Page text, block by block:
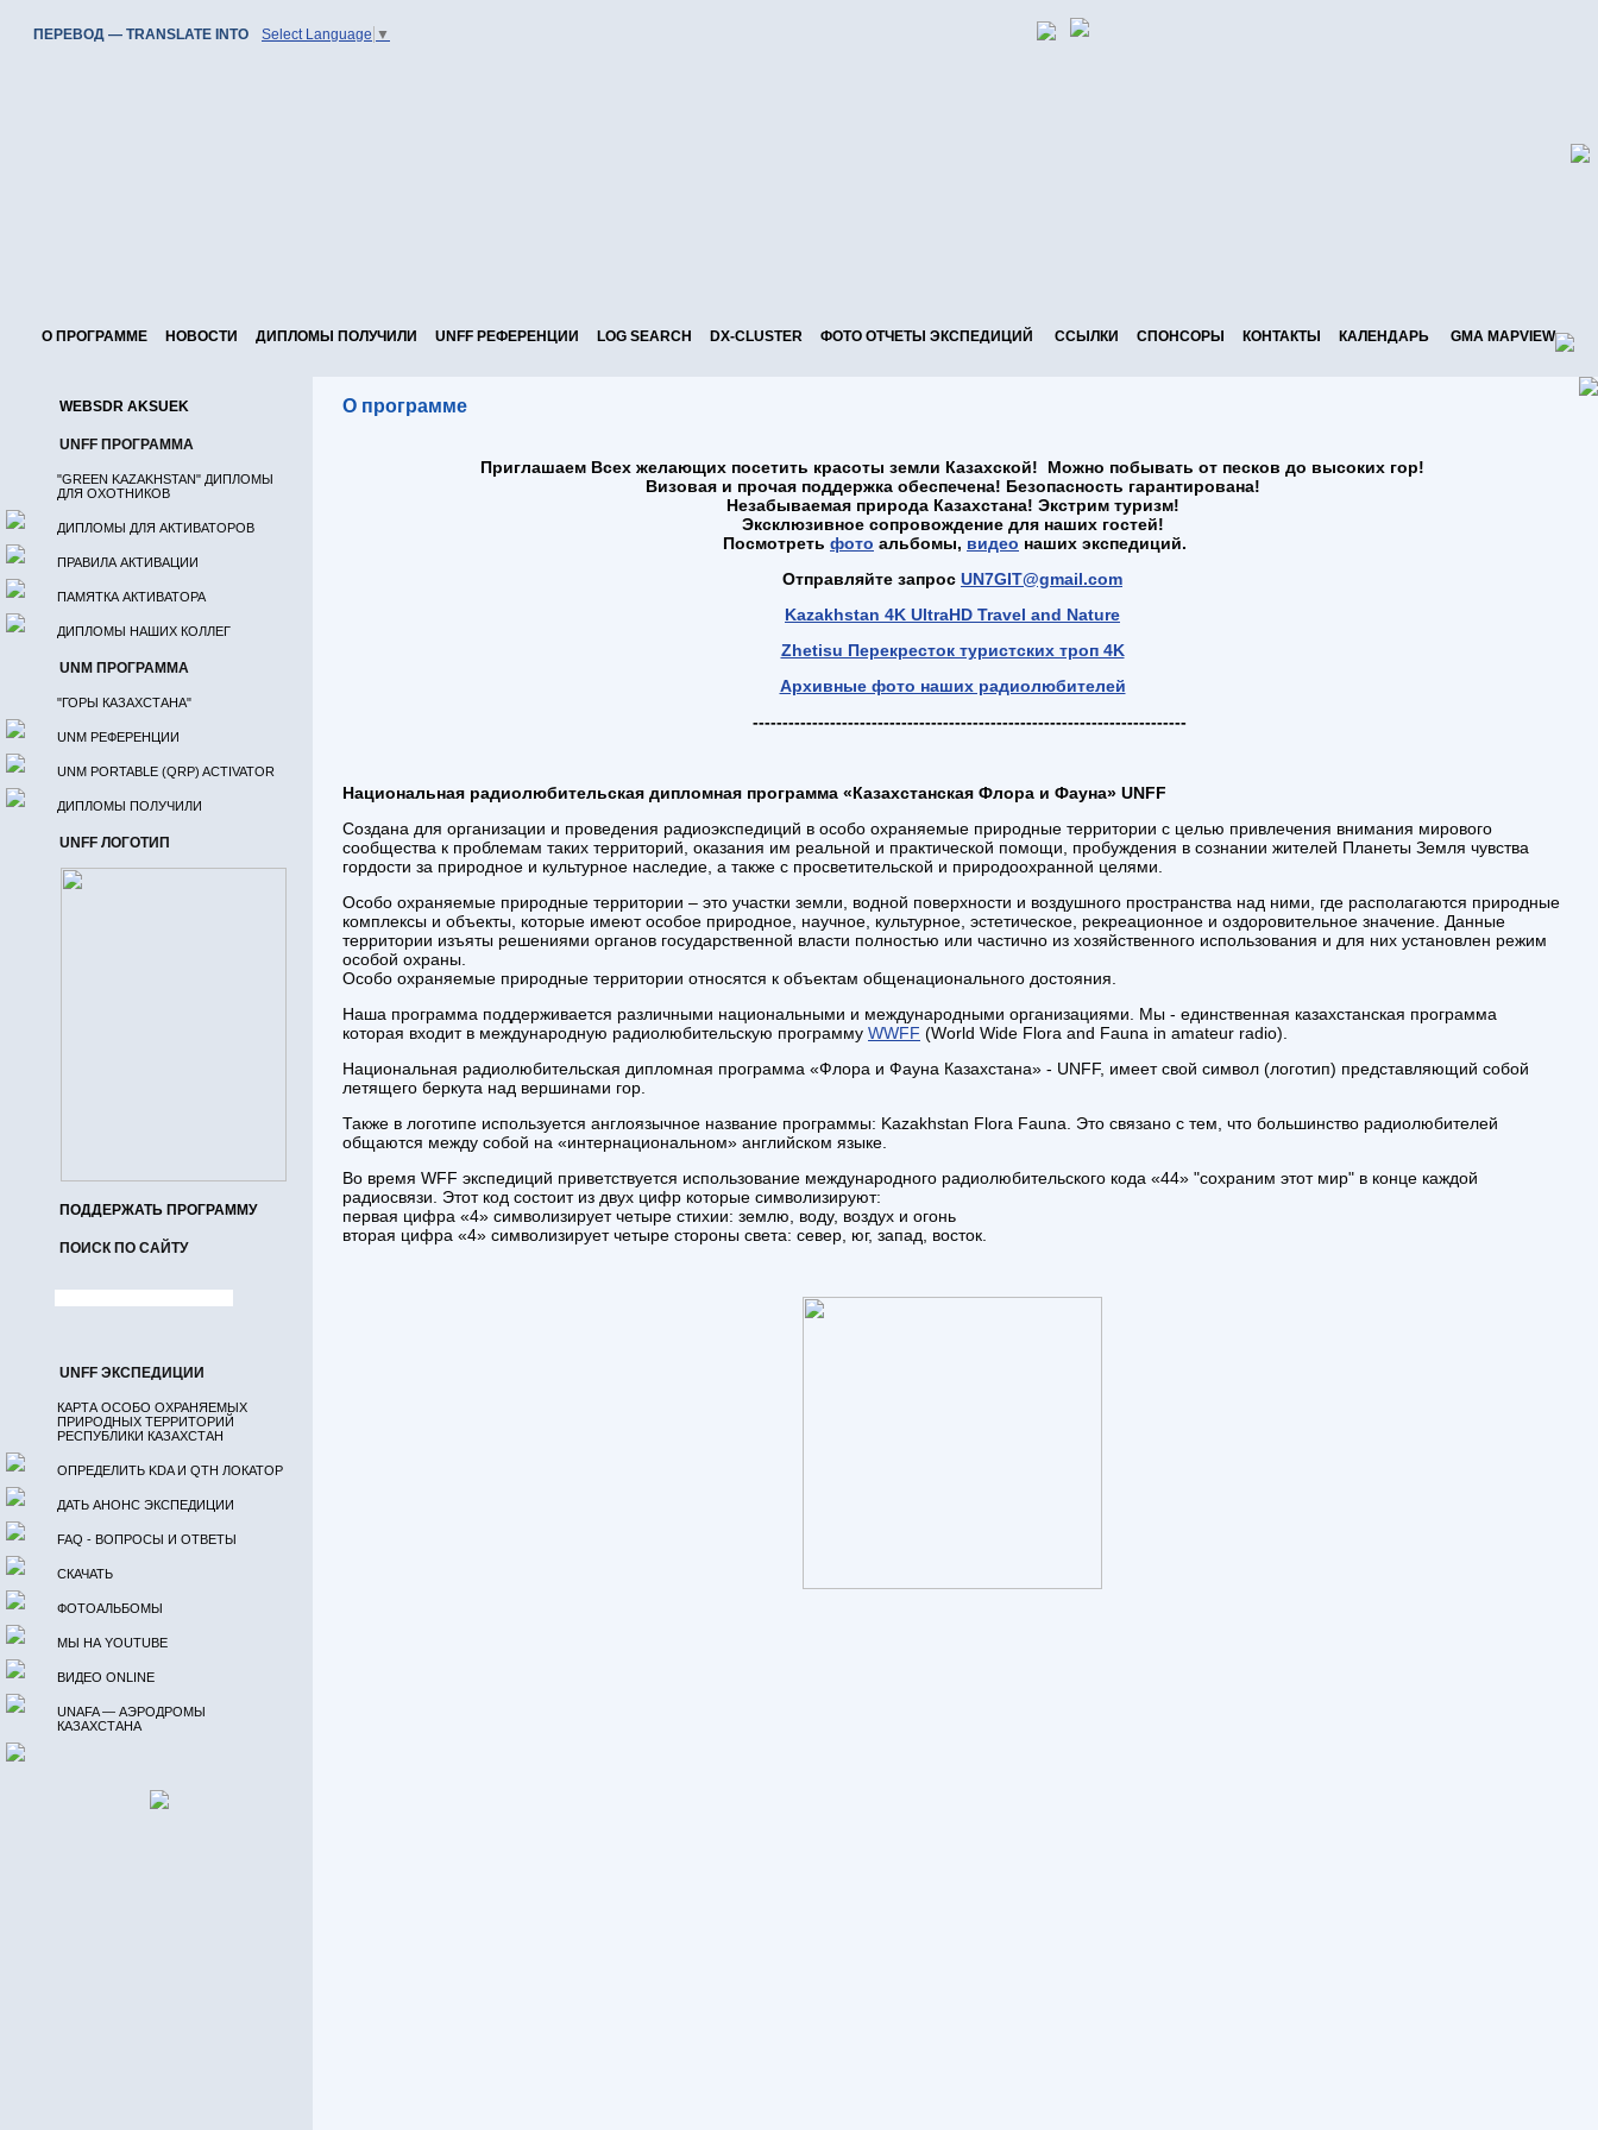
ПЕРЕВОД — TRANSLATE INTO Select Language ▼
О ПРОГРАММЕ НОВОСТИ ДИПЛОМЫ ПОЛУЧИЛИ UNFF РЕФЕРЕНЦИИ LOG SEARCH DX-CLUSTER ФОТО ОТЧЕТЫ ЭКСПЕДИЦИЙ ССЫЛКИ СПОНСОРЫ КОНТАКТЫ КАЛЕНДАРЬ GMA MAPVIEW
WEBSDR AKSUEK
UNFF ПРОГРАММА
"GREEN KAZAKHSTAN" ДИПЛОМЫ
ДЛЯ ОХОТНИКОВ
ДИПЛОМЫ ДЛЯ АКТИВАТОРОВ
ПРАВИЛА АКТИВАЦИИ
ПАМЯТКА АКТИВАТОРА
ДИПЛОМЫ НАШИХ КОЛЛЕГ
UNM ПРОГРАММА
"ГОРЫ КАЗАХСТАНА"
UNM РЕФЕРЕНЦИИ
UNM PORTABLE (QRP) ACTIVATOR
ДИПЛОМЫ ПОЛУЧИЛИ
UNFF ЛОГОТИП
ПОДДЕРЖАТЬ ПРОГРАММУ
ПОИСК ПО САЙТУ
UNFF ЭКСПЕДИЦИИ
КАРТА ОСОБО ОХРАНЯЕМЫХ
ПРИРОДНЫХ ТЕРРИТОРИЙ
РЕСПУБЛИКИ КАЗАХСТАН
ОПРЕДЕЛИТЬ KDA И QTH ЛОКАТОР
ДАТЬ АНОНС ЭКСПЕДИЦИИ
FAQ - ВОПРОСЫ И ОТВЕТЫ
СКАЧАТЬ
ФОТОАЛЬБОМЫ
МЫ НА YOUTUBE
ВИДЕО ONLINE
UNAFA — АЭРОДРОМЫ
КАЗАХСТАНА
О программе
Приглашаем Всех желающих посетить красоты земли Казахской! Можно побывать от песков до высоких гор!
Визовая и прочая поддержка обеспечена! Безопасность гарантирована!
Незабываемая природа Казахстана! Экстрим туризм!
Эксклюзивное сопровождение для наших гостей!
Посмотреть фото альбомы, видео наших экспедиций.
Отправляйте запрос UN7GIT@gmail.com
Kazakhstan 4K UltraHD Travel and Nature
Zhetisu Перекресток туристских троп 4K
Архивные фото наших радиолюбителей
-------------------------------------------------------------------------
Национальная радиолюбительская дипломная программа «Казахстанская Флора и Фауна» UNFF
Создана для организации и проведения радиоэкспедиций в особо охраняемые природные территории с целью привлечения внимания мирового
сообщества к проблемам таких территорий, оказания им реальной и практической помощи, пробуждения в сознании жителей Планеты Земля чувства
гордости за природное и культурное наследие, а также с просветительской и природоохранной целями.
Особо охраняемые природные территории – это участки земли, водной поверхности и воздушного пространства над ними, где располагаются природные
комплексы и объекты, которые имеют особое природное, научное, культурное, эстетическое, рекреационное и оздоровительное значение. Данные
территории изъяты решениями органов государственной власти полностью или частично из хозяйственного использования и для них установлен режим
особой охраны.
Особо охраняемые природные территории относятся к объектам общенационального достояния.
Наша программа поддерживается различными национальными и международными организациями. Мы - единственная казахстанская программа
которая входит в международную радиолюбительскую программу WWFF (World Wide Flora and Fauna in amateur radio).
Национальная радиолюбительская дипломная программа «Флора и Фауна Казахстана» - UNFF, имеет свой символ (логотип) представляющий собой
летящего беркута над вершинами гор.
Также в логотипе используется англоязычное название программы: Kazakhstan Flora Fauna. Это связано с тем, что большинство радиолюбителей
общаются между собой на «интернациональном» английском языке.
Во время WFF экспедиций приветствуется использование международного радиолюбительского кода «44» "сохраним этот мир" в конце каждой
радиосвязи. Этот код состоит из двух цифр которые символизируют:
первая цифра «4» символизирует четыре стихии: землю, воду, воздух и огонь
вторая цифра «4» символизирует четыре стороны света: север, юг, запад, восток.